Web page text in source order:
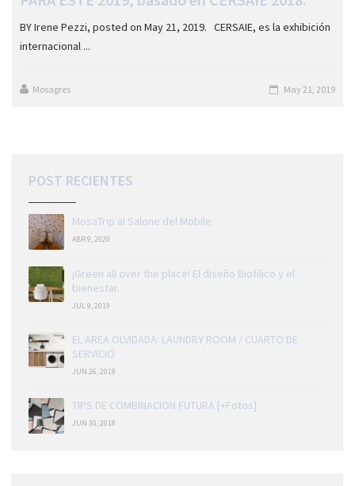
BY Irene Pezzi, posted on May 21, 2019. CERSAIE, es la exhibición
internacional ...
Mosagres May 21, 2019
POST RECIENTES
MosaTrip al Salone del Mobile
ABR 9, 2020
¡Green all over the place! El diseño Biofilico y el
bienestar.
JUL 9, 2019
EL AREA OLVIDADA: LAUNDRY ROOM / CUARTO DE
SERVICIO
JUN 26, 2019
TIPS DE COMBINACION FUTURA [+Fotos]
JUN 30, 2018